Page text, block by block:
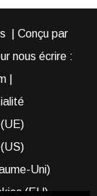
| Conçu par
nous écrire :
|
Uni)
(EU)